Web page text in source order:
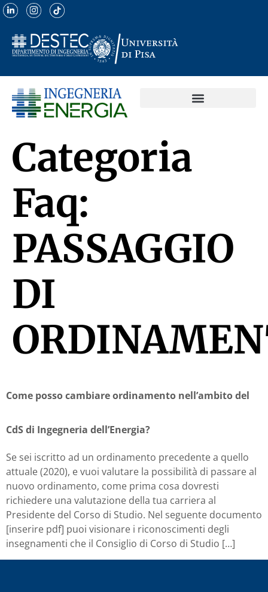
Categoria
Faq:
PASSAGGIO
DI
Come posso cambiare ordinamento nell’ambito del
CdS di Ingegneria dell’Energia?
Se sei iscritto ad un ordinamento precedente a quello
attuale (2020), e vuoi valutare la possibilità di passare al
nuovo ordinamento, come prima cosa dovresti
richiedere una valutazione della tua carriera al
Presidente del Corso di Studio. Nel seguente documento
[inserire pdf] puoi visionare i riconoscimenti degli
insegnamenti che il Consiglio di Corso di Studio […]